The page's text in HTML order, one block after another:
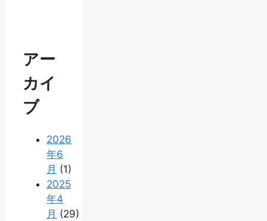
アー
カイ
ブ
2026
年6
月 (1)
2025
年4
月 (29)